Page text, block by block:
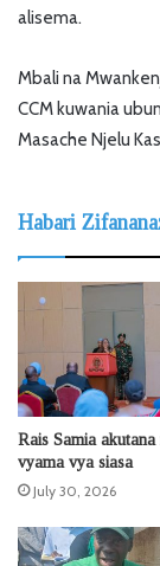
alisema.
Mbali na
CCM kuwania
Masache Njelu
Habari
Rais Samia
vyama vya siasa
July 30, 2026